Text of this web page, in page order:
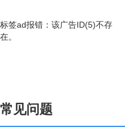
标签ad报错：该广告ID(5)不存
在。
常见问题